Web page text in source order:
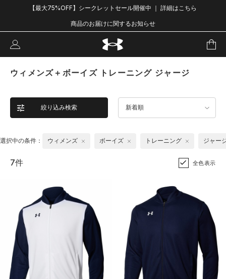
【最大75%OFF】シークレットセール開催中 ｜ 詳細はこちら
商品のお届けに関するお知らせ
ウィメンズ＋ボーイズ トレーニング ジャージ
絞り込み検索 新着順
選択中の条件： ウィメンズ ボーイズ トレーニング ジャー
7件 全色表示